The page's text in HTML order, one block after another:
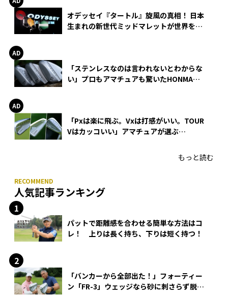
オデッセイ『タートル』旋風の真相！ 日本
生まれの新世代ミッドマレットが世界を席
「ステンレスなのは言われないとわからな
い」プロもアマチュアも驚いたHONMA
「Pxは楽に飛ぶ。Vxは打感がいい。TOUR
Vはカッコいい」アマチュアが選ぶ
もっと読む
人気記事ランキング
パットで距離感を合わせる簡単な方法はコ
レ！ 上りは長く持ち、下りは短く持つ！
「バンカーから全部出た！」フォーティー
ン「FR-3」ウェッジなら砂に刺さらず脱出